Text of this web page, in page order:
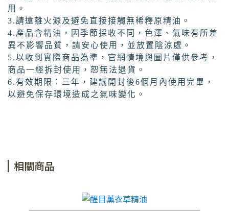
用。
3.請遠離火源及避免直接接觸無稀釋原精油。
4.產品含精油，因季節採收不同，色澤、氣味有所差
異不影響品質，請安心使用，並放置陰涼處。
5.以收到實際商品為準，官網情境與圖片僅供參考，
商品一經拆封使用，恕無法退貨。
6.有效期限：三年，建議開封後6個月內使用完畢，
以避免保存環境造成之氣味變化。
相關商品